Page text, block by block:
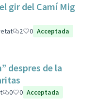
gir del Camí Mig
2 0 Acceptada
despres de la
0 0 Acceptada